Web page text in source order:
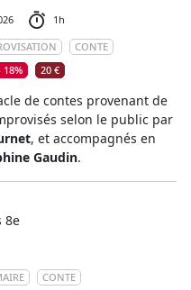
1h
CONTE
18% 20 €
de contes provenant de
selon le public par
, et accompagnés en
Gaudin.
8e
CONTE